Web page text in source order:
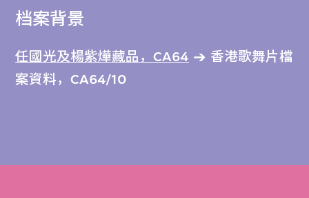
档案背景
任國光及楊紫燁藏品，CA64
香港歌舞片檔
案資料，CA64/10